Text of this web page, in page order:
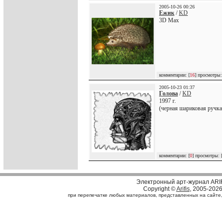
2005-10-26 00:26
Ежик /KD
3D Max
комментарии: [16]
2005-10-23 01:37
Голова /KD
1997 г.
(черная шариковая
комментарии: [0] просмотры: [
Электронный арт-журнал
Copyright ©Arifis, 2005-2026
при перепечатке любых материалов, представленных на